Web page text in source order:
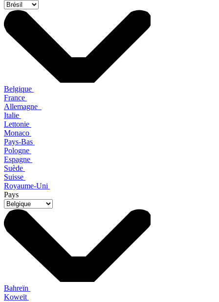
Belgique
France
Allemagne
Italie
Lettonie
Monaco
Pays-Bas
Pologne
Espagne
Suède
Suisse
Royaume-Uni
Pays
Bahreïn
Koweït